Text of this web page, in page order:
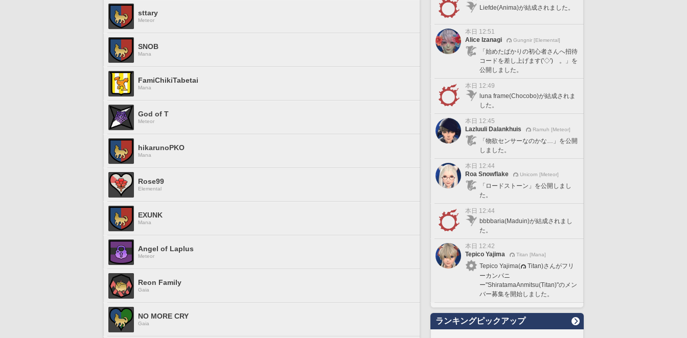
sttary
Meteor
SNOB
Mana
FamiChikiTabetai
Mana
God of T
Meteor
hikarunoPKO
Mana
Rose99
Elemental
EXUNK
Mana
Angel of Laplus
Meteor
Reon Family
Gaia
NO MORE CRY
Gaia
Liefde(Anima)が結成されました。
本日 12:51
Alice Izanagi
Gungnir [Elemental]
「始めたばかりの初心者さんへ招待
コードを差し上げます('◇')ゞ。」を
公開しました。
本日 12:49
luna frame(Chocobo)が結成されま
した。
本日 12:45
Lazluuli Dalankhuis
Ramuh [Meteor]
「物欲センサーなのかな…」を公開
しました。
本日 12:44
Roa Snowflake
Unicorn [Meteor]
「ロードストーン」を公開しまし
た。
本日 12:44
bbbbaria(Maduin)が結成されまし
た。
本日 12:42
Tepico Yajima
Titan [Mana]
Tepico Yajima(
Titan)さんがフリ
ーカンパニ
ー"ShiratamaAnmitsu(Titan)"のメン
バー募集を開始しました。
ランキングピックアップ